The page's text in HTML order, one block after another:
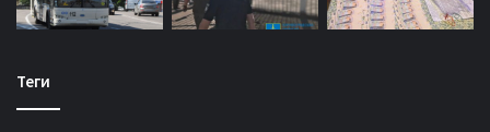
Теги